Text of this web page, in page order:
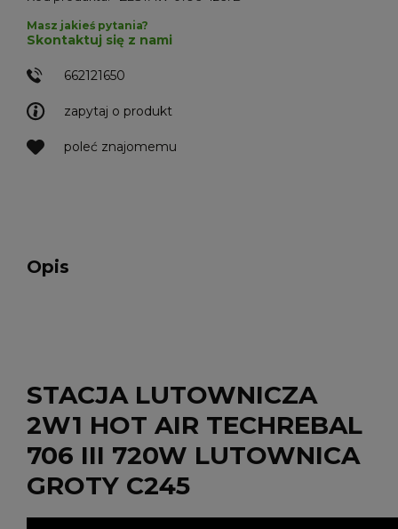
zapytaj o produkt
poleć znajomemu
Masz jakieś pytania?
Skontaktuj się z nami
662121650
Opis
STACJA LUTOWNICZA
2W1 HOT AIR TECHREBAL
706 III 720W LUTOWNICA
GROTY C245